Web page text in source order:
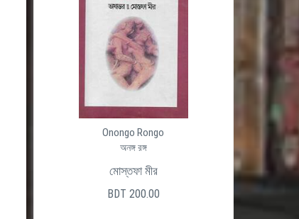
Onongo Rongo
অনঙ্গ রঙ্গ
মোস্তফা মীর
BDT 200.00